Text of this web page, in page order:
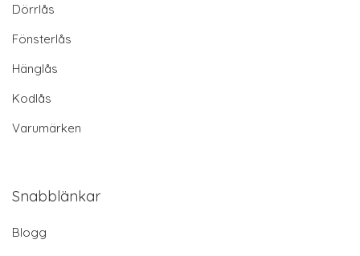
Dörrlås
Fönsterlås
Hänglås
Kodlås
Varumärken
Snabblänkar
Blogg